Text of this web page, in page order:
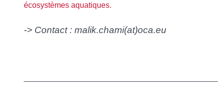
écosystèmes aquatiques.
-> Contact : malik.chami(at)oca.eu